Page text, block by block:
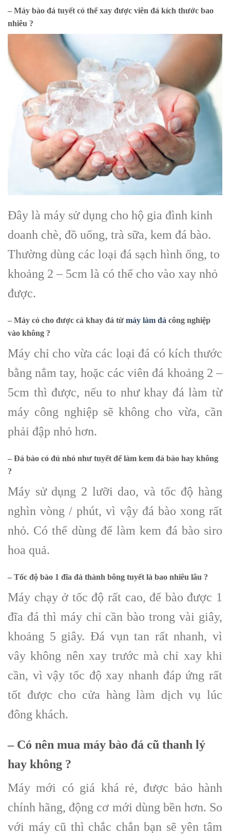
– Máy bào đá tuyết có thể xay được viên đá kích thước bao
nhiêu ?
Đây là máy sử dụng cho hộ gia đình kinh
doanh chè, đồ uống, trà sữa, kem đá bào.
Thường dùng các loại đá sạch hình ống, to
khoảng 2 – 5cm là có thể cho vào xay nhỏ
được.
– Máy có cho được cả khay đá từ máy làm đá công nghiệp
vào không ?
Máy chỉ cho vừa các loại đá có kích thước
bằng nắm tay, hoặc các viên đá khoảng 2 –
5cm thì được, nếu to như khay đá làm từ
máy công nghiệp sẽ không cho vừa, cần
phải đập nhỏ hơn.
– Đá bào có đủ nhỏ như tuyết để làm kem đá bào hay không
?
Máy sử dụng 2 lưỡi dao, và tốc độ hàng
nghìn vòng / phút, vì vậy đá bào xong rất
nhỏ. Có thể dùng để làm kem đá bào siro
hoa quả.
– Tốc độ bào 1 đĩa đá thành bông tuyết là bao nhiêu lâu ?
Máy chạy ở tốc độ rất cao, để bào được 1
đĩa đá thì máy chỉ cần bào trong vài giây,
khoảng 5 giây. Đá vụn tan rất nhanh, vì
vây không nên xay trước mà chỉ xay khi
cần, vì vậy tốc độ xay nhanh đáp ứng rất
tốt được cho cửa hàng làm dịch vụ lúc
đông khách.
– Có nên mua máy bào đá cũ thanh lý
hay không ?
Máy mới có giá khá rẻ, được bảo hành
chính hãng, động cơ mới dùng bền hơn. So
với máy cũ thì chắc chắn bạn sẽ yên tâm